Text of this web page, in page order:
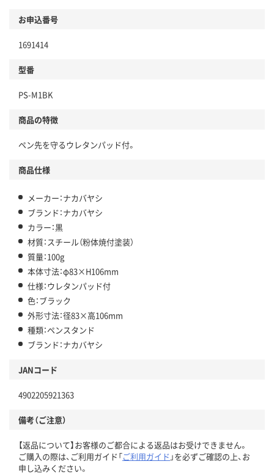
お申込番号
1691414
型番
PS-M1BK
商品の特徴
ペン先を守るウレタンパッド付。
商品仕様
メーカー：ナカバヤシ
ブランド：ナカバヤシ
カラー：黒
材質：スチール（粉体焼付塗装）
質量：100g
本体寸法：φ83×H106mm
仕様：ウレタンパッド付
色：ブラック
外形寸法：径83×高106mm
種類：ペンスタンド
ブランド：ナカバヤシ
JANコード
4902205921363
備考（ご注意）
【返品について】お客様のご都合による返品はお受けできません。
ご購入の際は、ご利用ガイド「ご利用ガイド 」を必ずご確認の上、お
申し込みください。